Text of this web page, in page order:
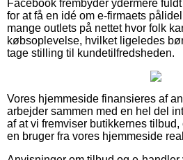
Facebook frembyder ydermere
for at få en idé om e-firmaets
mange outlets på nettet hvor folk
købsoplevelse, hvilket ligeledes
tage stilling til kundetilfredsheden.
Vores hjemmeside finansieres af
arbejder sammen med en hel del
af at vi fremviser butikkernes
en bruger fra vores hjemmeside